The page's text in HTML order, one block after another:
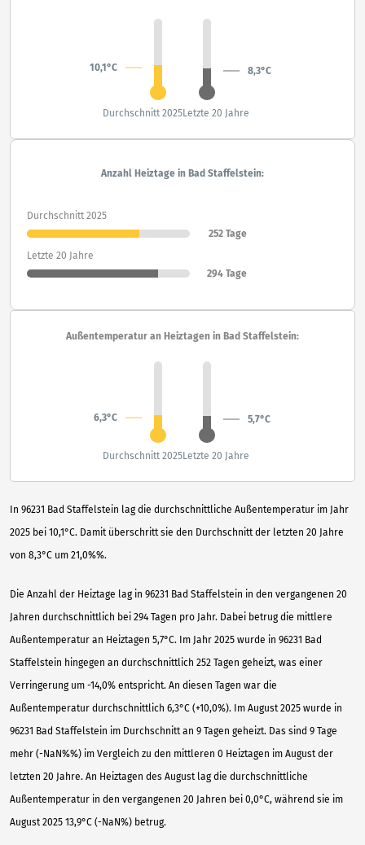
In 96231 Bad Staffelstein lag die durchschnittliche Außentemperatur im Jahr
2025 bei 10,1°C. Damit überschritt sie den Durchschnitt der letzten 20 Jahre
von 8,3°C um 21,0%%.
Die Anzahl der Heiztage lag in 96231 Bad Staffelstein in den vergangenen 20
Jahren durchschnittlich bei 294 Tagen pro Jahr. Dabei betrug die mittlere
Außentemperatur an Heiztagen 5,7°C. Im Jahr 2025 wurde in 96231 Bad
Staffelstein hingegen an durchschnittlich 252 Tagen geheizt, was einer
Verringerung um -14,0% entspricht. An diesen Tagen war die
Außentemperatur durchschnittlich 6,3°C (+10,0%). Im August 2025 wurde in
96231 Bad Staffelstein im Durchschnitt an 9 Tagen geheizt. Das sind 9 Tage
mehr (-NaN%%) im Vergleich zu den mittleren 0 Heiztagen im August der
letzten 20 Jahre. An Heiztagen des August lag die durchschnittliche
Außentemperatur in den vergangenen 20 Jahren bei 0,0°C, während sie im
August 2025 13,9°C (-NaN%) betrug.
10,1°C 8,3°C
Durchschnitt 2025Letzte 20 Jahre
Anzahl Heiztage in Bad Staffelstein:
Durchschnitt 2025
252 Tage
Letzte 20 Jahre
294 Tage
Außentemperatur an Heiztagen in Bad Staffelstein:
6,3°C 5,7°C
Durchschnitt 2025Letzte 20 Jahre